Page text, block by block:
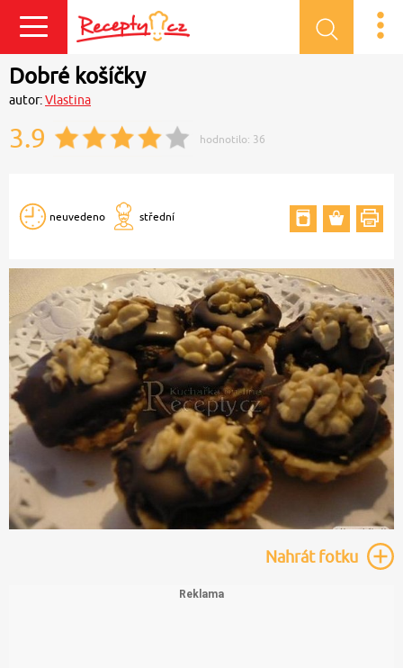
Přihlásit se
Dobré košíčky
autor:Vlastina
3.9 hodnotilo: 36
neuvedeno střední
Nahrátfotku